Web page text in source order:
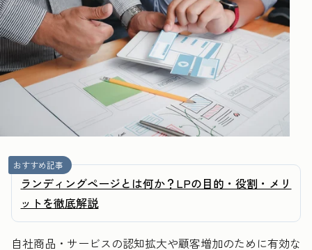
おすすめ記事
ランディングページとは何か？LPの目的・役割・メリ
ットを徹底解説
自社商品・サービスの認知拡大や顧客増加のために有効な